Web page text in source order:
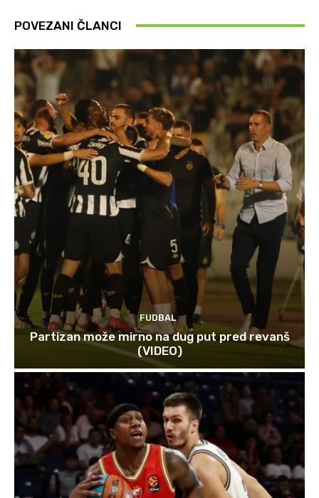
POVEZANI ČLANCI
FUDBAL
Partizan može mirno na dug put pred revanš
(VIDEO)